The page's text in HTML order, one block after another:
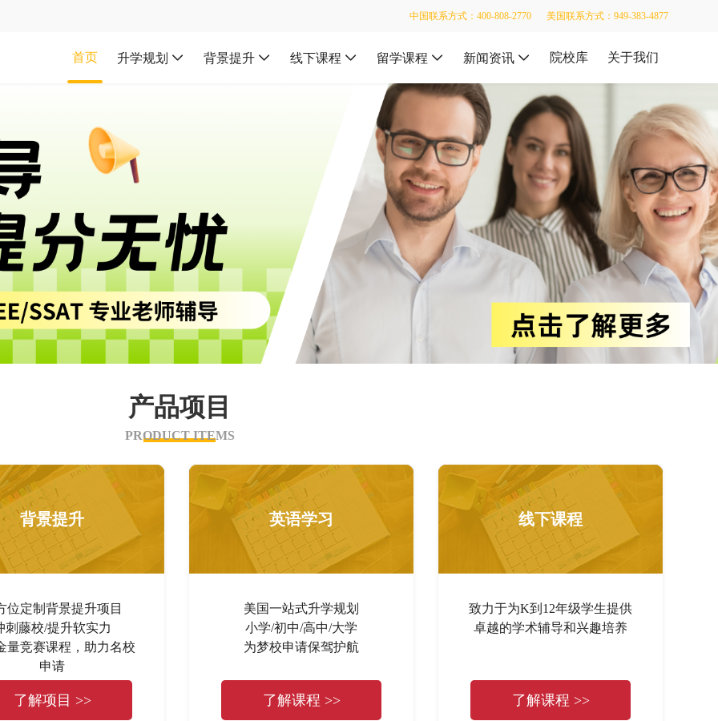
中国联系方式：400-808-2770 美国联系方式：949-383-4877
首页 升学规划 背景提升 线下课程 留学课程 新闻资讯 院校库 关于我们
产品项目
PRODUCT ITEMS
背景提升
位定制背景提升项目
刺藤校/提升软实力
量竞赛课程，助力名校
申请
了解项目 >>
英语学习
美国一站式升学规划
小学/初中/高中/大学
为梦校申请保驾护航
了解课程 >>
线下课程
致力于为K到12年级学生提供
卓越的学术辅导和兴趣培养
了解课程 >>